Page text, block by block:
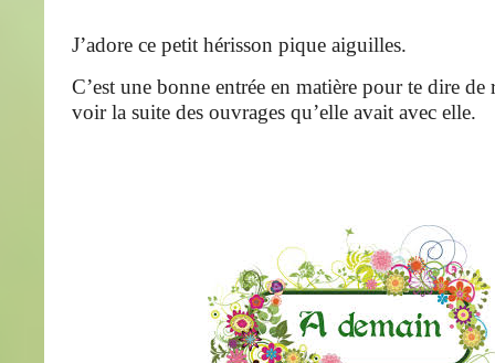
J’adore ce petit hérisson pique aiguilles.
C’est une bonne entrée en matière pour te dire
voir la suite des ouvrages qu’elle avait avec elle.